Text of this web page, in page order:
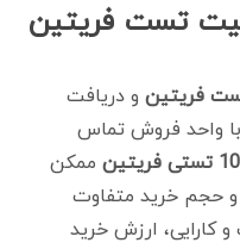
تست فریتین
فریتین و دریافت
واحد فروش تماس
ممکن
و حجم خرید متفاوت
کارایی، ارزش خرید